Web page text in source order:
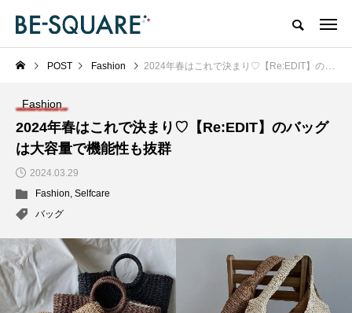
POST Fashion 2024年春はこれで決まり♡【Re:EDIT】のバッグは大容量で機能性も抜群
Fashion
2024年春はこれで決まり♡【Re:EDIT】のバッグ
は大容量で機能性も抜群
2024.03.29
Fashion, Selfcare
バッグ